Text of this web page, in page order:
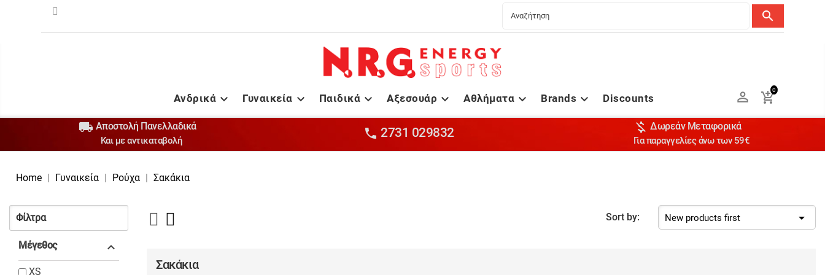
search

Ανδρικά 
Γυναικεία 
Παιδικά 
Αξεσουάρ 
Αθλήματα 
Brands Discounts 
0

 Αποστολή Πανελλαδικά
Και με αντικαταβολή
 2731 029832  Δωρεάν Μεταφορικά
Για παραγγελίες άνω των 59€
Home Γυναικεία Ρούχα Σακάκια
Φίλτρα
Μέγεθος 
XS
Sort by: New products first 
Σακάκια